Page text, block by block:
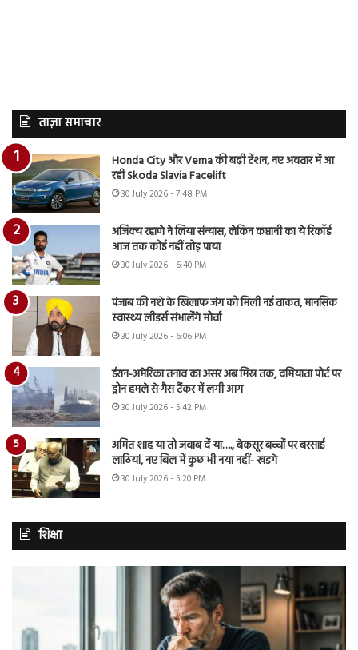
ताज़ा समाचार
Honda City और Verna की बढ़ी टेंशन, नए अवतार में आ
रही Skoda Slavia Facelift
30 July 2026 - 7:48 PM
अजिंक्य रहाणे ने लिया संन्यास, लेकिन कप्तानी का ये रिकॉर्ड
आज तक कोई नहीं तोड़ पाया
30 July 2026 - 6:40 PM
पंजाब की नशे के खिलाफ जंग को मिली नई ताकत, मानसिक
स्वास्थ्य लीडर्स संभालेंगे मोर्चा
30 July 2026 - 6:06 PM
ईरान-अमेरिका तनाव का असर अब मिस्र तक, दमियाता पोर्ट पर
ड्रोन हमले से गैस टैंकर में लगी आग
30 July 2026 - 5:42 PM
अमित शाह या तो जवाब दें या…., बेकसूर बच्चों पर बरसाई
लाठियां, नए बिल में कुछ भी नया नहीं- खड़गे
30 July 2026 - 5:20 PM
शिक्षा